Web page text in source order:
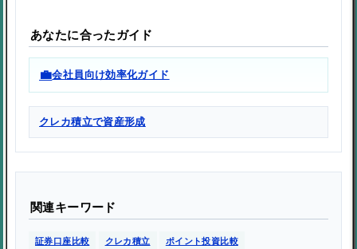
あなたに合ったガイド
💼会社員向け効率化ガイド
クレカ積立で資産形成
関連キーワード
証券口座比較 クレカ積立 ポイント投資比較